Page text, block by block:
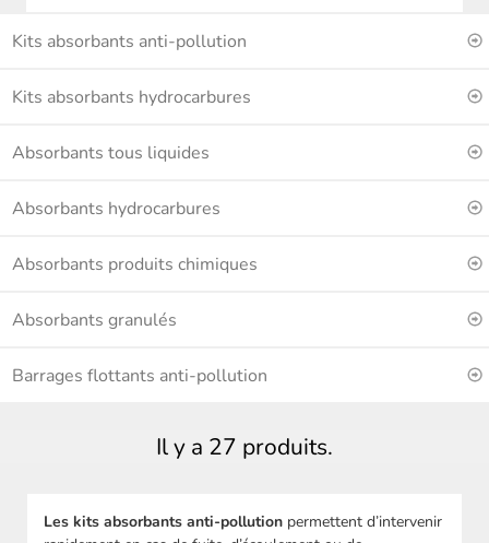
Kits absorbants anti-pollution
Kits absorbants hydrocarbures
Absorbants tous liquides
Absorbants hydrocarbures
Absorbants produits chimiques
Absorbants granulés
Barrages flottants anti-pollution
Il y a 27 produits.
Les kits absorbants anti-pollutionpermettent d’intervenir